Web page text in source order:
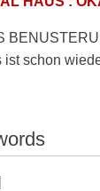
ist schon